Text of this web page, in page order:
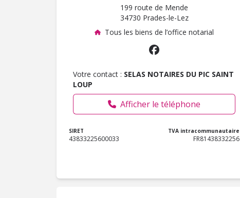
199 route de Mende
34730 Prades-le-Lez
Tous les biens de l’office notarial
Votre contact : SELAS NOTAIRES DU PIC SAINT
LOUP
Afficher le téléphone
SIRET
43833225600033
TVA intracommunautaire
FR81438332256